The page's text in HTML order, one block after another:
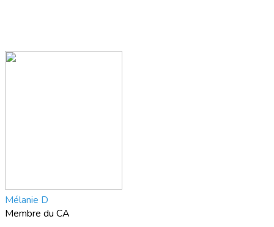
Mélanie D
Membre du CA